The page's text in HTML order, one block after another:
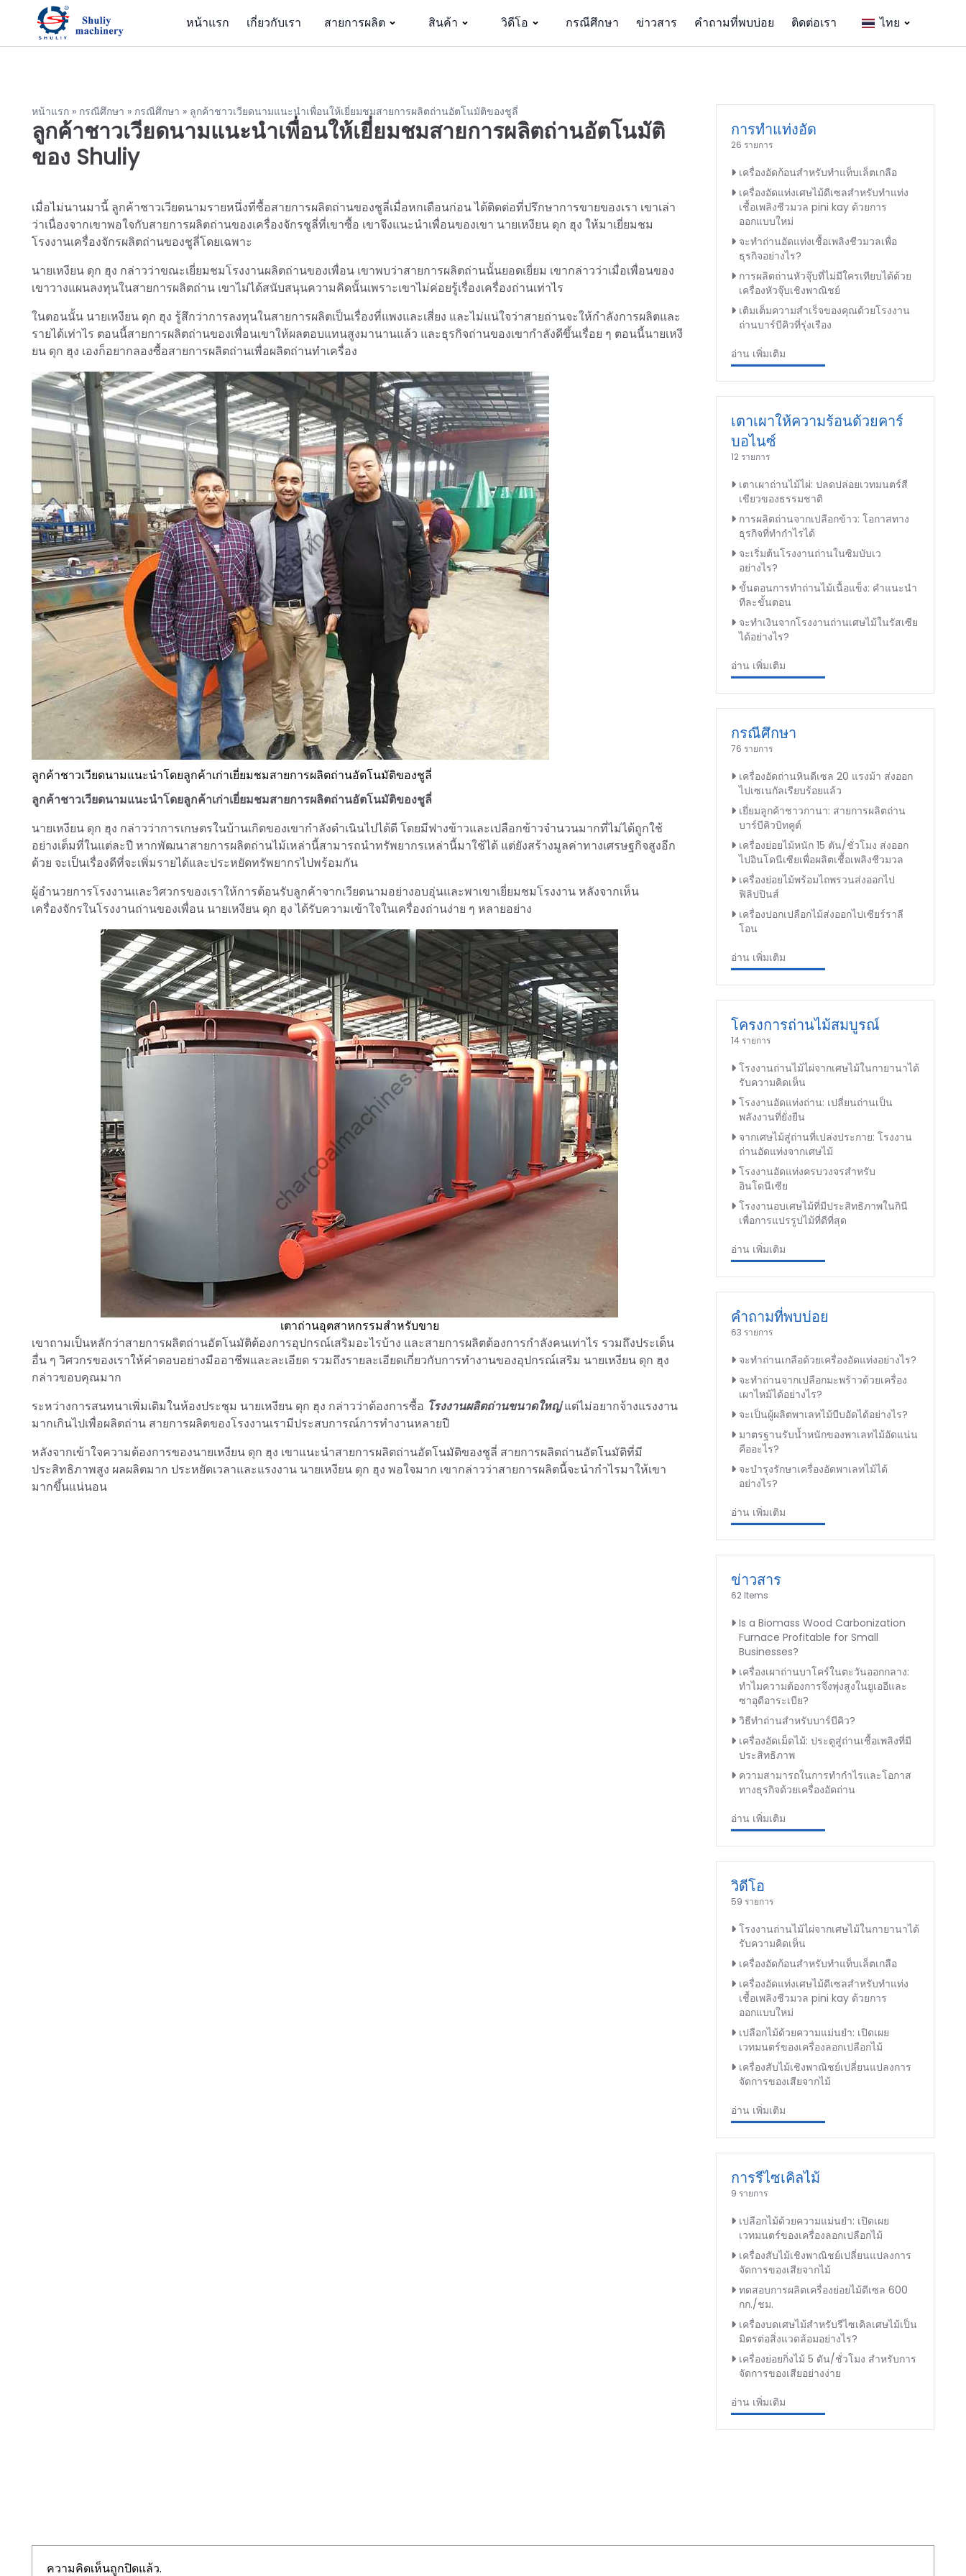
หน้าแรก เกี่ยวกับเรา สายการผลิต สินค้า วิดีโอ กรณีศึกษา ข่าวสาร คำถามที่พบบ่อย ติดต่อเรา ไทย
หน้าแรก » กรณีศึกษา » กรณีศึกษา » ลูกค้าชาวเวียดนามแนะนำเพื่อนให้เยี่ยมชมสายการผลิตถ่านอัตโนมัติของชูลี่
ลูกค้าชาวเวียดนามแนะนำเพื่อนให้เยี่ยมชมสายการผลิตถ่านอัตโนมัติ
ของ Shuliy
เมื่อไม่นานมานี้ ลูกค้าชาวเวียดนามรายหนึ่งที่ซื้อสายการผลิตถ่านของชูลี่เมื่อหกเดือนก่อน ได้ติดต่อที่ปรึกษาการขายของเรา เขาเล่า
ว่าเนื่องจากเขาพอใจกับสายการผลิตถ่านของเครื่องจักรชูลี่ที่เขาซื้อ เขาจึงแนะนำเพื่อนของเขา นายเหงียน ดุก ฮุง ให้มาเยี่ยมชม
โรงงานเครื่องจักรผลิตถ่านของชูลี่โดยเฉพาะ
นายเหงียน ดุก ฮุง กล่าวว่าขณะเยี่ยมชมโรงงานผลิตถ่านของเพื่อน เขาพบว่าสายการผลิตถ่านนั้นยอดเยี่ยม เขากล่าวว่าเมื่อเพื่อนของ
เขาวางแผนลงทุนในสายการผลิตถ่าน เขาไม่ได้สนับสนุนความคิดนั้นเพราะเขาไม่ค่อยรู้เรื่องเครื่องถ่านเท่าไร
ในตอนนั้น นายเหงียน ดุก ฮุง รู้สึกว่าการลงทุนในสายการผลิตเป็นเรื่องที่แพงและเสี่ยง และไม่แน่ใจว่าสายถ่านจะให้กำลังการผลิตและ
รายได้เท่าไร ตอนนี้สายการผลิตถ่านของเพื่อนเขาให้ผลตอบแทนสูงมานานแล้ว และธุรกิจถ่านของเขากำลังดีขึ้นเรื่อย ๆ ตอนนี้นายเหงี
ยน ดุก ฮุง เองก็อยากลองซื้อสายการผลิตถ่านเพื่อผลิตถ่านทำเครื่อง
ลูกค้าชาวเวียดนามแนะนำโดยลูกค้าเก่าเยี่ยมชมสายการผลิตถ่านอัตโนมัติของชูลี่
ลูกค้าชาวเวียดนามแนะนำโดยลูกค้าเก่าเยี่ยมชมสายการผลิตถ่านอัตโนมัติของชูลี่
นายเหงียน ดุก ฮุง กล่าวว่าการเกษตรในบ้านเกิดของเขากำลังดำเนินไปได้ดี โดยมีฟางข้าวและเปลือกข้าวจำนวนมากที่ไม่ได้ถูกใช้
อย่างเต็มที่ในแต่ละปี หากพัฒนาสายการผลิตถ่านไม้เหล่านี้สามารถนำทรัพยากรเหล่านี้มาใช้ได้ แต่ยังสร้างมูลค่าทางเศรษฐกิจสูงอีก
ด้วย จะเป็นเรื่องดีที่จะเพิ่มรายได้และประหยัดทรัพยากรไปพร้อมกัน
ผู้อำนวยการโรงงานและวิศวกรของเราให้การต้อนรับลูกค้าจากเวียดนามอย่างอบอุ่นและพาเขาเยี่ยมชมโรงงาน หลังจากเห็น
เครื่องจักรในโรงงานถ่านของเพื่อน นายเหงียน ดุก ฮุง ได้รับความเข้าใจในเครื่องถ่านง่าย ๆ หลายอย่าง
เตาถ่านอุตสาหกรรมสำหรับขาย
เขาถามเป็นหลักว่าสายการผลิตถ่านอัตโนมัติต้องการอุปกรณ์เสริมอะไรบ้าง และสายการผลิตต้องการกำลังคนเท่าไร รวมถึงประเด็น
อื่น ๆ วิศวกรของเราให้คำตอบอย่างมืออาชีพและละเอียด รวมถึงรายละเอียดเกี่ยวกับการทำงานของอุปกรณ์เสริม นายเหงียน ดุก ฮุง
กล่าวขอบคุณมาก
ระหว่างการสนทนาเพิ่มเติมในห้องประชุม นายเหงียน ดุก ฮุง กล่าวว่าต้องการซื้อ โรงงานผลิตถ่านขนาดใหญ่แต่ไม่อยากจ้างแรงงาน
มากเกินไปเพื่อผลิตถ่าน สายการผลิตของโรงงานเรามีประสบการณ์การทำงานหลายปี
หลังจากเข้าใจความต้องการของนายเหงียน ดุก ฮุง เขาแนะนำสายการผลิตถ่านอัตโนมัติของชูลี่ สายการผลิตถ่านอัตโนมัติที่มี
ประสิทธิภาพสูง ผลผลิตมาก ประหยัดเวลาและแรงงาน นายเหงียน ดุก ฮุง พอใจมาก เขากล่าวว่าสายการผลิตนี้จะนำกำไรมาให้เขา
มากขึ้นแน่นอน
การทำแท่งอัด
26 รายการ
เครื่องอัดก้อนสำหรับทำแท็บเล็ตเกลือ
เครื่องอัดแท่งเศษไม้ดีเซลสำหรับทำแท่ง
เชื้อเพลิงชีวมวล pini kay ด้วยการ
ออกแบบใหม่
จะทำถ่านอัดแท่งเชื้อเพลิงชีวมวลเพื่อ
ธุรกิจอย่างไร?
การผลิตถ่านหัวจุ๊บที่ไม่มีใครเทียบได้ด้วย
เครื่องหัวจุ๊บเชิงพาณิชย์
เติมเต็มความสำเร็จของคุณด้วยโรงงาน
ถ่านบาร์บีคิวที่รุ่งเรือง
อ่าน เพิ่มเติม
เตาเผาให้ความร้อนด้วยคาร์
บอไนซ์
12 รายการ
เตาเผาถ่านไม้ไผ่: ปลดปล่อยเวทมนตร์สี
เขียวของธรรมชาติ
การผลิตถ่านจากเปลือกข้าว: โอกาสทาง
ธุรกิจที่ทำกำไรได้
จะเริ่มต้นโรงงานถ่านในซิมบับเว
อย่างไร?
ขั้นตอนการทำถ่านไม้เนื้อแข็ง: คำแนะนำ
ทีละขั้นตอน
จะทำเงินจากโรงงานถ่านเศษไม้ในรัสเซีย
ได้อย่างไร?
อ่าน เพิ่มเติม
กรณีศึกษา
76 รายการ
เครื่องอัดถ่านหินดีเซล 20 แรงม้า ส่งออก
ไปเซเนกัลเรียบร้อยแล้ว
เยี่ยมลูกค้าชาวกานา: สายการผลิตถ่าน
บาร์บีคิวบิทคูต์
เครื่องย่อยไม้หนัก 15 ตัน/ชั่วโมง ส่งออก
ไปอินโดนีเซียเพื่อผลิตเชื้อเพลิงชีวมวล
เครื่องย่อยไม้พร้อมไถพรวนส่งออกไป
ฟิลิปปินส์
เครื่องปอกเปลือกไม้ส่งออกไปเซียร์ราลี
โอน
อ่าน เพิ่มเติม
โครงการถ่านไม้สมบูรณ์
14 รายการ
โรงงานถ่านไม้ไผ่จากเศษไม้ในกายานาได้
รับความคิดเห็น
โรงงานอัดแท่งถ่าน: เปลี่ยนถ่านเป็น
พลังงานที่ยั่งยืน
จากเศษไม้สู่ถ่านที่เปล่งประกาย: โรงงาน
ถ่านอัดแท่งจากเศษไม้
โรงงานอัดแท่งครบวงจรสำหรับ
อินโดนีเซีย
โรงงานอบเศษไม้ที่มีประสิทธิภาพในกินี
เพื่อการแปรรูปไม้ที่ดีที่สุด
อ่าน เพิ่มเติม
คำถามที่พบบ่อย
63 รายการ
จะทำถ่านเกลือด้วยเครื่องอัดแท่งอย่างไร?
จะทำถ่านจากเปลือกมะพร้าวด้วยเครื่อง
เผาไหม้ได้อย่างไร?
จะเป็นผู้ผลิตพาเลทไม้บีบอัดได้อย่างไร?
มาตรฐานรับน้ำหนักของพาเลทไม้อัดแน่น
คืออะไร?
จะบำรุงรักษาเครื่องอัดพาเลทไม้ได้
อย่างไร?
อ่าน เพิ่มเติม
ข่าวสาร
62 Items
Is a Biomass Wood Carbonization
Furnace Profitable for Small
Businesses?
เครื่องเผาถ่านบาโคร์ในตะวันออกกลาง:
ทำไมความต้องการจึงพุ่งสูงในยูเออีและ
ซาอุดีอาระเบีย?
วิธีทำถ่านสำหรับบาร์บีคิว?
เครื่องอัดเม็ดไม้: ประตูสู่ถ่านเชื้อเพลิงที่มี
ประสิทธิภาพ
ความสามารถในการทำกำไรและโอกาส
ทางธุรกิจด้วยเครื่องอัดถ่าน
อ่าน เพิ่มเติม
วิดีโอ
59 รายการ
โรงงานถ่านไม้ไผ่จากเศษไม้ในกายานาได้
รับความคิดเห็น
เครื่องอัดก้อนสำหรับทำแท็บเล็ตเกลือ
เครื่องอัดแท่งเศษไม้ดีเซลสำหรับทำแท่ง
เชื้อเพลิงชีวมวล pini kay ด้วยการ
ออกแบบใหม่
เปลือกไม้ด้วยความแม่นยำ: เปิดเผย
เวทมนตร์ของเครื่องลอกเปลือกไม้
เครื่องสับไม้เชิงพาณิชย์เปลี่ยนแปลงการ
จัดการของเสียจากไม้
อ่าน เพิ่มเติม
การรีไซเคิลไม้
9 รายการ
เปลือกไม้ด้วยความแม่นยำ: เปิดเผย
เวทมนตร์ของเครื่องลอกเปลือกไม้
เครื่องสับไม้เชิงพาณิชย์เปลี่ยนแปลงการ
จัดการของเสียจากไม้
ทดสอบการผลิตเครื่องย่อยไม้ดีเซล 600
กก./ชม.
เครื่องบดเศษไม้สำหรับรีไซเคิลเศษไม้เป็น
มิตรต่อสิ่งแวดล้อมอย่างไร?
เครื่องย่อยกิ่งไม้ 5 ตัน/ชั่วโมง สำหรับการ
จัดการของเสียอย่างง่าย
อ่าน เพิ่มเติม
ความคิดเห็นถูกปิดแล้ว.